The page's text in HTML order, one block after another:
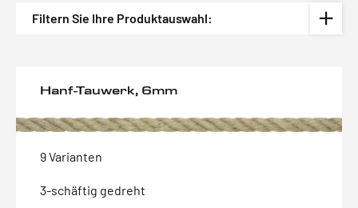
Filtern Sie Ihre Produktauswahl:
Hanf-Tauwerk, 6mm
9 Varianten
3-schäftig gedreht